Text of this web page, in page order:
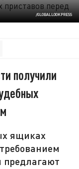
/GLOBALLOOKPRESS
получили
ящиках
предлагают